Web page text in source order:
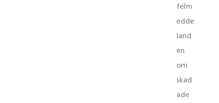
felm
edde
land
en
om
skad
ade